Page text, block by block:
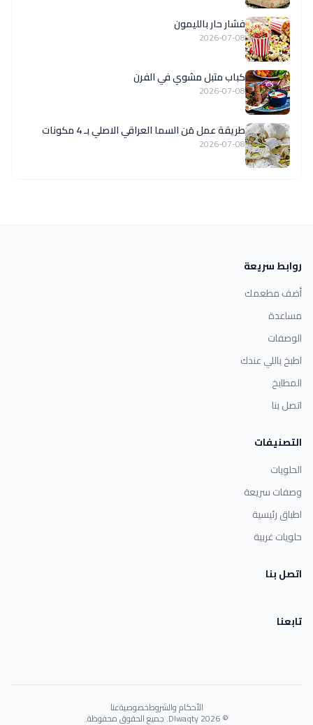
فشار حار بالليمون
2026-07-08
كباب متبل مشوي في الفرن
2026-07-08
طريقة عمل مَن السما العراقي الاصلي بـ 4 مكونات
2026-07-08
روابط سريعة
أضف مطعمك
مساعدة
الوصفات
اطبخ باللي عندك
المطابخ
اتصل بنا
التصنيفات
الحلويات
وصفات سريعة
اطباق رئيسية
حلويات غربية
اتصل بنا
تابعنا
الأحكام والشروطخصوصيةعنا
© 2026 Dlwaqty. جميع الحقوق محفوظة.